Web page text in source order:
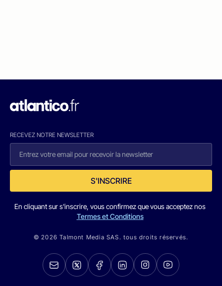
RECEVEZ NOTRE NEWSLETTER
S'INSCRIRE
En cliquant sur s'inscrire, vous confirmez que vous acceptez nos
Termes et Conditions
© 2026 Talmont Media SAS. tous droits réservés.